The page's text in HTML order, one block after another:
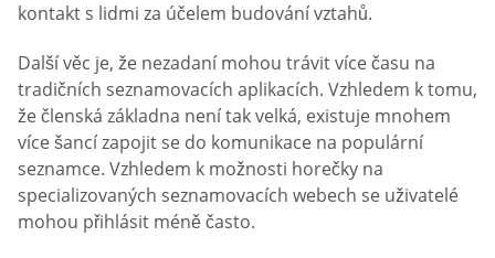
kontakt s lidmi za účelem budování vztahů.
Další věc je, že nezadaní mohou trávit více času na
tradičních seznamovacích aplikacích. Vzhledem k tomu,
že členská základna není tak velká, existuje mnohem
více šancí zapojit se do komunikace na populární
seznamce. Vzhledem k možnosti horečky na
specializovaných seznamovacích webech se uživatelé
mohou přihlásit méně často.